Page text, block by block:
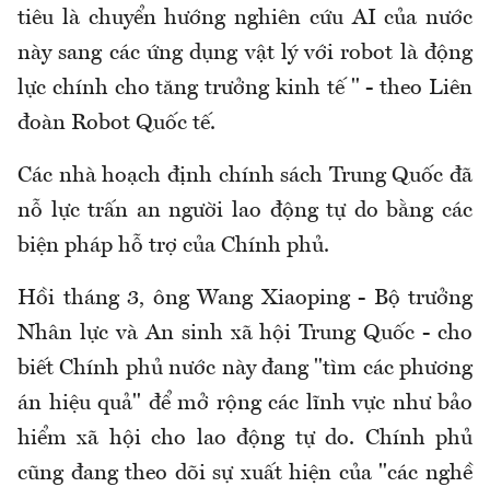
tiêu là chuyển hướng nghiên cứu AI của nước
này sang các ứng dụng vật lý với robot là động
lực chính cho tăng trưởng kinh tế " - theo Liên
đoàn Robot Quốc tế.
Các nhà hoạch định chính sách Trung Quốc đã
nỗ lực trấn an người lao động tự do bằng các
biện pháp hỗ trợ của Chính phủ.
Hồi tháng 3, ông Wang Xiaoping - Bộ trưởng
Nhân lực và An sinh xã hội Trung Quốc - cho
biết Chính phủ nước này đang "tìm các phương
án hiệu quả" để mở rộng các lĩnh vực như bảo
hiểm xã hội cho lao động tự do. Chính phủ
cũng đang theo dõi sự xuất hiện của "các nghề